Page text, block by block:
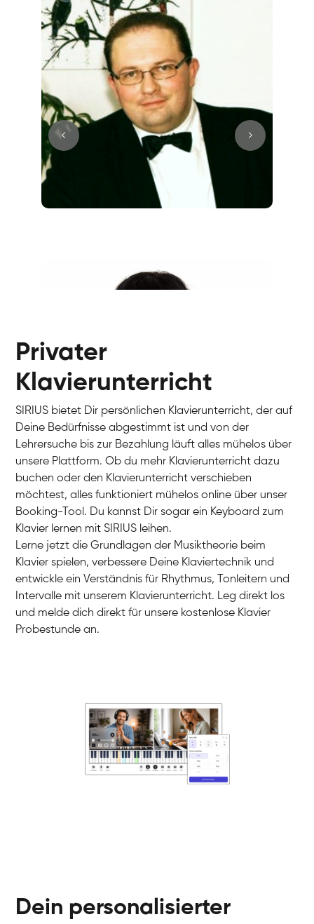
Charlotte
Klavier / Piano / Flügel
Klavier / Piano / Flügel
Klavier / Piano / Flügel
Privater
Klavierunterricht
SIRIUS bietet Dir persönlichen Klavierunterricht, der auf
Deine Bedürfnisse abgestimmt ist und von der
Lehrersuche bis zur Bezahlung läuft alles mühelos über
unsere Plattform. Ob du mehr Klavierunterricht dazu
buchen oder den Klavierunterricht verschieben
möchtest, alles funktioniert mühelos online über unser
Booking-Tool. Du kannst Dir sogar ein Keyboard zum
Klavier lernen mit SIRIUS leihen.
Lerne jetzt die Grundlagen der Musiktheorie beim
Klavier spielen, verbessere Deine Klaviertechnik und
entwickle ein Verständnis für Rhythmus, Tonleitern und
Intervalle mit unserem Klavierunterricht. Leg direkt los
und melde dich direkt für unsere kostenlose Klavier
Probestunde an.
Dein personalisierter